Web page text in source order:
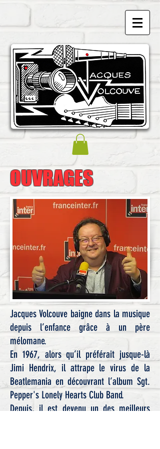
OUVRAGES
Jacques Volcouve baigne dans la musique
depuis l’enfance grâce à un père
mélomane.
En 1967, alors qu’il préférait jusque-là
Jimi Hendrix, il attrape le virus de la
Beatlemania en découvrant l’album Sgt.
Pepper's Lonely Hearts Club Band.
Depuis, il est devenu un des meilleurs